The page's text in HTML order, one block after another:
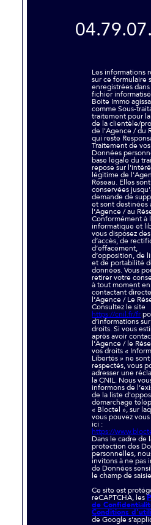
Les informations
sur ce formulaire
enregistrées
fichier
Boite Immo
comme Sous-
traitement pour
de la clientèle/
de l'Agence / du
qui reste
Traitement de vos
Données
base légale du
repose sur
légitime de
Réseau. Elles sont
conservées
demande de
et sont destinées
l'Agence / au
Conformément à
informatique et
vous disposez
d’accès, de
d’effacement,
d’opposition, de
et de portabilité
données. Vous
retirer votre
à tout moment en
contactant
l’Agence / Le
Consultez le site
https://cnil.fr/fr
d’informations
droits. Si vous
après avoir
l'Agence / le
vos droits «
Libertés » ne
respectés, vous
adresser une
la CNIL. Nous
informons de
de la liste
démarchage
« Bloctel », sur
vous pouvez
ici :
https://
Dans le cadre de
protection des
personnelles,
invitons à ne pas
de Données
le champ de
Ce site est
reCAPTCHA, les
de
Conditions
de Google